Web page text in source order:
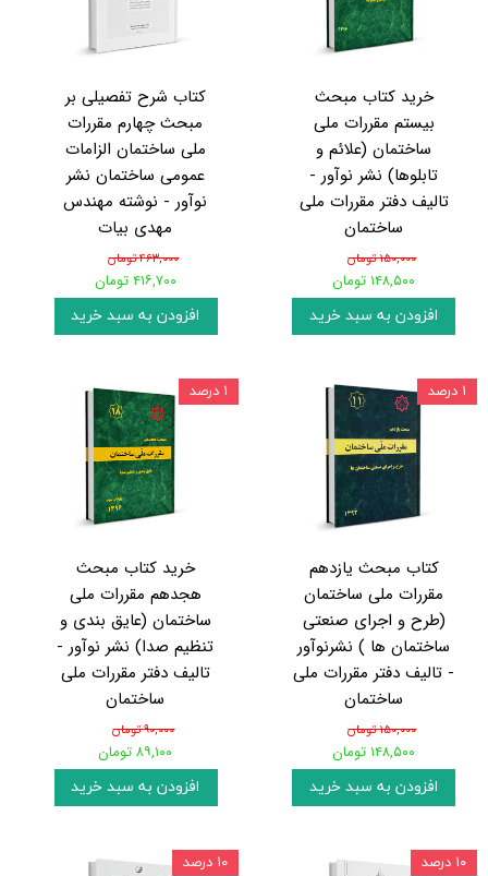
خرید کتاب مبحث
بیستم مقررات ملی
ساختمان (علائم و
تابلوها) نشر نوآور -
تالیف دفتر مقررات ملی
ساختمان
۱۵۰,۰۰۰ تومان
۱۴۸,۵۰۰ تومان
افزودن به سبد خرید
کتاب شرح تفصیلی بر
مبحث چهارم مقررات
ملی ساختمان الزامات
عمومی ساختمان نشر
نوآور - نوشته مهندس
مهدی بیات
۴۶۳,۰۰۰ تومان
۴۱۶,۷۰۰ تومان
افزودن به سبد خرید
کتاب مبحث یازدهم
مقررات ملی ساختمان
(طرح و اجرای صنعتی
ساختمان ها ) نشرنوآور
- تالیف دفتر مقررات ملی
ساختمان
۱۵۰,۰۰۰ تومان
۱۴۸,۵۰۰ تومان
افزودن به سبد خرید
۱ درصد
خرید کتاب مبحث
هجدهم مقررات ملی
ساختمان (عایق بندی و
تنظیم صدا) نشر نوآور -
تالیف دفتر مقررات ملی
ساختمان
۹۰,۰۰۰ تومان
۸۹,۱۰۰ تومان
افزودن به سبد خرید
۱ درصد
۱۰ درصد ۱۰ درصد